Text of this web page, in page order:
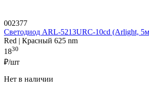
002377
Светодиод ARL-5213URC-10cd (Arlight,
Red | Красный 625 nm
1830
₽/шт
Нет в наличии